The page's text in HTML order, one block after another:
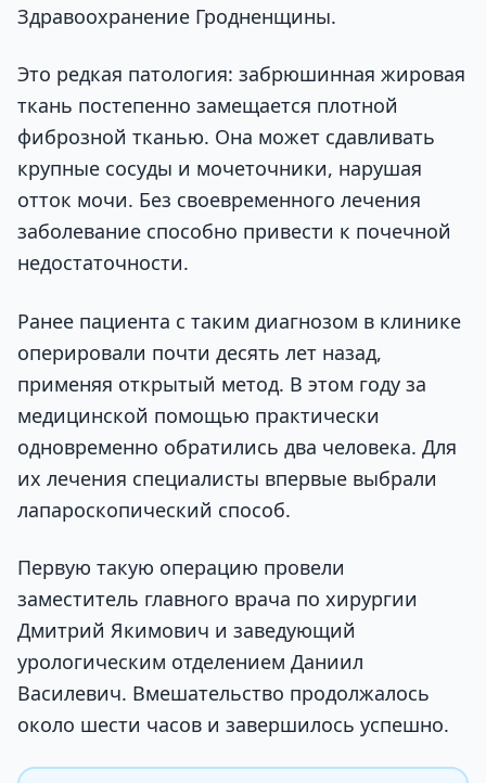
Здравоохранение Гродненщины.
Это редкая патология: забрюшинная жировая
ткань постепенно замещается плотной
фиброзной тканью. Она может сдавливать
крупные сосуды и мочеточники, нарушая
отток мочи. Без своевременного лечения
заболевание способно привести к почечной
недостаточности.
Ранее пациента с таким диагнозом в клинике
оперировали почти десять лет назад,
применяя открытый метод. В этом году за
медицинской помощью практически
одновременно обратились два человека. Для
их лечения специалисты впервые выбрали
лапароскопический способ.
Первую такую операцию провели
заместитель главного врача по хирургии
Дмитрий Якимович и заведующий
урологическим отделением Даниил
Василевич. Вмешательство продолжалось
около шести часов и завершилось успешно.